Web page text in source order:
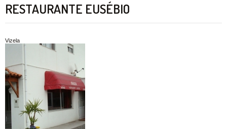
RESTAURANTE EUSÉBIO
Vizela